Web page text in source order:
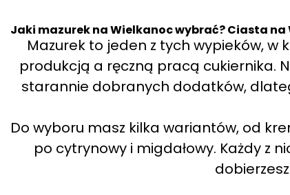
Jaki mazurek na Wielkanoc wybrać? Ciasta
Mazurek to jeden z tych wypieków,
produkcją a ręczną pracą cukiernika.
starannie dobranych dodatków,
Do wyboru masz kilka wariantów, od
po cytrynowy i migdałowy. Każdy z